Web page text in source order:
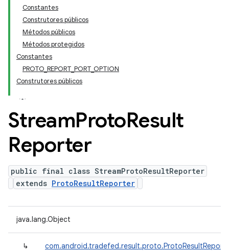
Constantes
Construtores públicos
Métodos públicos
Métodos protegidos
Constantes
PROTO_REPORT_PORT_OPTION
Construtores públicos
StreamProtoResult
Reporter
public final class StreamProtoResultReporter
extends ProtoResultReporter
java.lang.Object
↳